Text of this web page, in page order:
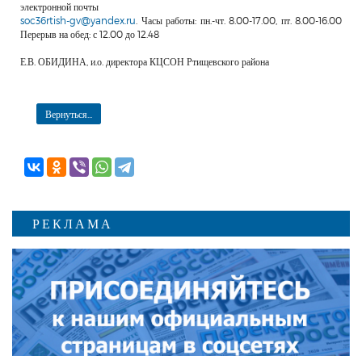
электронной почты
soc36rtish-gv@yandex.ru . Часы работы: пн.-чт. 8.00-17.00, пт. 8.00-16.00
Перерыв на обед: с 12.00 до 12.48
Е.В. ОБИДИНА, и.о. директора КЦСОН Ртищевского района
Вернуться...
РЕКЛАМА